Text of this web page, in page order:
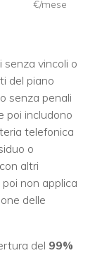
€/mese
vincoli o
del piano
senza penali
poi includono
telefonica
o
altri
poi non applica
delle
del 99%